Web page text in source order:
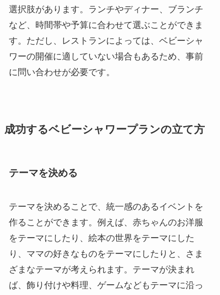
選択肢があります。ランチやディナー、ブランチ
など、時間帯や予算に合わせて選ぶことができま
す。ただし、レストランによっては、ベビーシャ
ワーの開催に適していない場合もあるため、事前
に問い合わせが必要です。
成功するベビーシャワープランの立て方
テーマを決める
テーマを決めることで、統一感のあるイベントを
作ることができます。例えば、赤ちゃんのお洋服
をテーマにしたり、絵本の世界をテーマにした
り、ママの好きなものをテーマにしたりと、さま
ざまなテーマが考えられます。テーマが決まれ
ば、飾り付けや料理、ゲームなどもテーマに沿っ